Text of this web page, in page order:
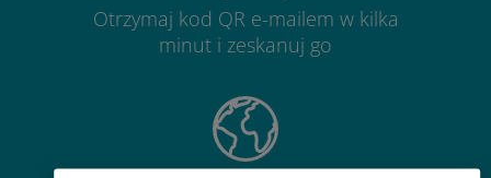
Otrzymaj kod QR e-mailem w kilka
minut i zeskanuj go